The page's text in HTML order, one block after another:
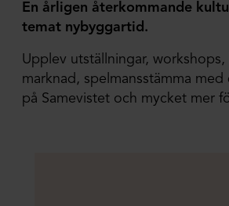
En årligen återkommande
temat nybyggartid.
Upplev utställningar,
marknad, spelmansstämma
på Samevistet och mycket mer